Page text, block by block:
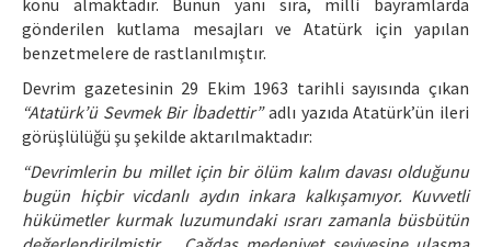
konu almaktadır. Bunun yanı sıra, milli bayramlarda
gönderilen kutlama mesajları ve Atatürk için yapılan
benzetmelere de rastlanılmıştır.
Devrim gazetesinin 29 Ekim 1963 tarihli sayısında çıkan
“Atatürk’ü Sevmek Bir İbadettir”adlı yazıda Atatürk’ün ileri
görüşlülüğü şu şekilde aktarılmaktadır:
“Devrimlerin bu millet için bir ölüm kalım davası olduğunu
bugün hiçbir vicdanlı aydın inkara kalkışamıyor. Kuvvetli
hükümetler kurmak luzumundaki ısrarı zamanla büsbütün